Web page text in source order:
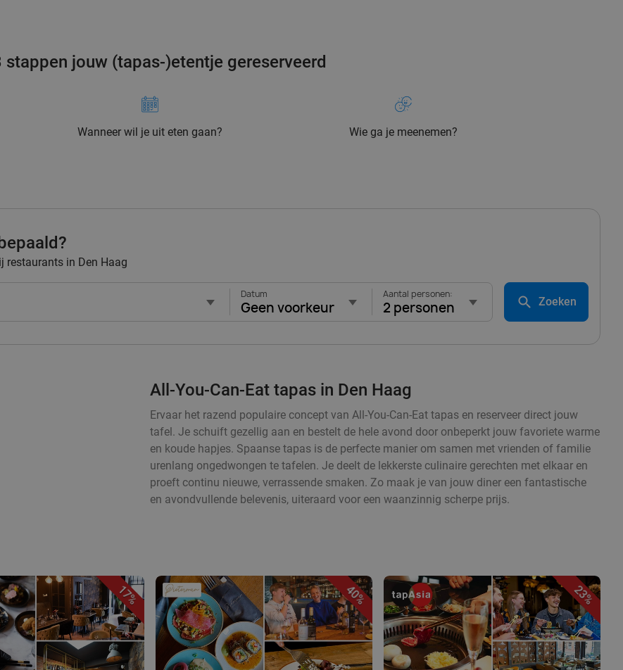
stappen jouw (tapas-)etentje gereserveerd
Wanneer wil je uit eten gaan? Wie ga je meenemen?
restaurants in Den Haag
Datum
Geen voorkeur
Aantal personen:
2 personen Zoeken
All-You-Can-Eat tapas in Den Haag
Ervaar het razend populaire concept van All-You-Can-Eat tapas en reserveer direct jouw
tafel. Je schuift gezellig aan en bestelt de hele avond door onbeperkt jouw favoriete warme
en koude hapjes. Spaanse tapas is de perfecte manier om samen met vrienden of familie
urenlang ongedwongen te tafelen. Je deelt de lekkerste culinaire gerechten met elkaar en
proeft continu nieuwe, verrassende smaken. Zo maak je van jouw diner een fantastische
en avondvullende belevenis, uiteraard voor een waanzinnig scherpe prijs.
17% 40% 23%